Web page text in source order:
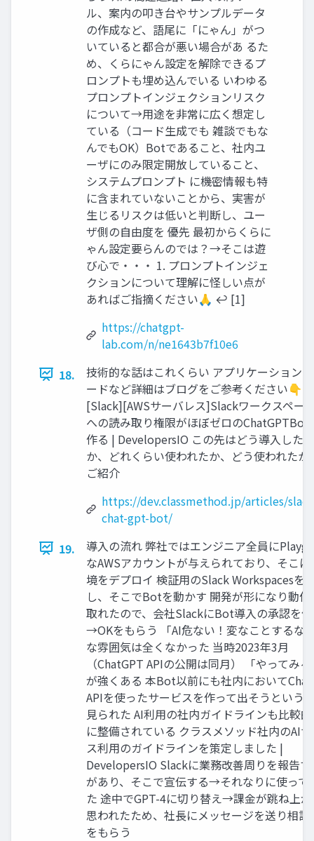
ル、案内の叩き台やサンプルデータ
の作成など、語尾に「にゃん」がつ
いていると都合が悪い場合があ るた
め、くらにゃん設定を解除できるプ
ロンプトも埋め込んでいる いわゆる
プロンプトインジェクションリスク
について→用途を非常に広く想定し
ている（コード生成でも 雑談でもな
んでもOK）Botであること、社内ユ
ーザにのみ限定開放していること、
システムプロンプト に機密情報も特
に含まれていないことから、実害が
生じるリスクは低いと判断し、ユー
ザ側の自由度を 優先 最初からくらに
ゃん設定要らんのでは？→そこは遊
び心で・・・ 1. プロンプトインジェ
クションについて理解に怪しい点が
あればご指摘ください🙏 ↩︎ [1]
https://chatgpt-
lab.com/n/ne1643b7f10e6
18.
技術的な話はこれくらい アプリケーションコ
ードなど詳細はブログをご参考ください👇
[Slack][AWSサーバレス]Slackワークスペー
への読み取り権限がほぼゼロのChatGPTBot
作る | DevelopersIO この先はどう導入した
か、どれくらい使われたか、どう使われたか
ご紹介
https://dev.classmethod.jp/articles/
chat-gpt-bot/
19.
導入の流れ 弊社ではエンジニア全員に
なAWSアカウントが与えられており、そこ
境をデプロイ 検証用のSlack Workspacesを
し、そこでBotを動かす 開発が形になり動
取れたので、会社SlackにBot導入の承認を
→OKをもらう 「AI危ない！変なことするな
な雰囲気は全くなかった 当時2023年3月
（ChatGPT APIの公開は同月） 「やってみ
が強くある 本Bot以前にも社内において
APIを使ったサービスを作って出そうという
見られた AI利用の社内ガイドラインも比較
に整備されている クラスメソッド社内のAI
ス利用のガイドラインを策定しました |
DevelopersIO Slackに業務改善周りを報告
があり、そこで宣伝する→それなりに使って
た 途中でGPT-4に切り替え→課金が跳ね上
思われたため、社長にメッセージを送り相
をもらう